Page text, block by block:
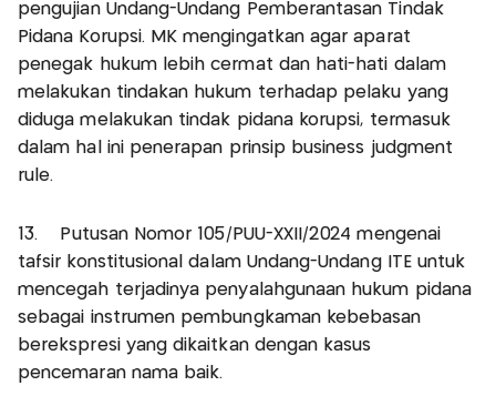
pengujian Undang-Undang Pemberantasan Tindak
Pidana Korupsi. MK mengingatkan agar aparat
penegak hukum lebih cermat dan hati-hati dalam
melakukan tindakan hukum terhadap pelaku yang
diduga melakukan tindak pidana korupsi, termasuk
dalam hal ini penerapan prinsip business judgment
rule.
13. Putusan Nomor 105/PUU-XXII/2024 mengenai
tafsir konstitusional dalam Undang-Undang ITE untuk
mencegah terjadinya penyalahgunaan hukum pidana
sebagai instrumen pembungkaman kebebasan
berekspresi yang dikaitkan dengan kasus
pencemaran nama baik.